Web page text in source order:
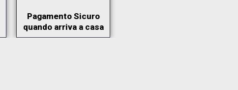
Pagamento Sicuro
quando arriva a casa